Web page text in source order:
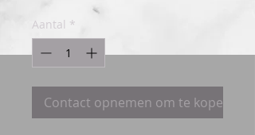
Aantal *
Contact opnemen om te kopen